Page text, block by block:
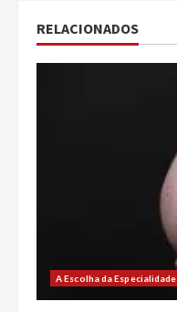
RELACIONADOS
A Escolha da Especialidade